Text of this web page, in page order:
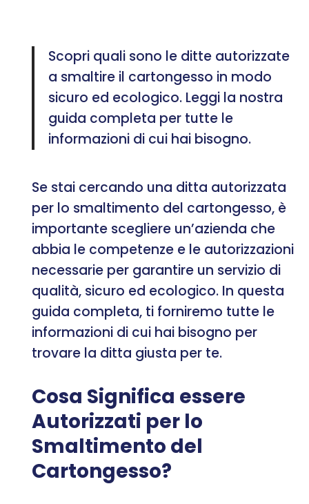
Scopri quali sono le ditte autorizzate
a smaltire il cartongesso in modo
sicuro ed ecologico. Leggi la nostra
guida completa per tutte le
informazioni di cui hai bisogno.
Se stai cercando una ditta autorizzata
per lo smaltimento del cartongesso, è
importante scegliere un’azienda che
abbia le competenze e le autorizzazioni
necessarie per garantire un servizio di
qualità, sicuro ed ecologico. In questa
guida completa, ti forniremo tutte le
informazioni di cui hai bisogno per
trovare la ditta giusta per te.
Cosa Significa essere
Autorizzati per lo
Smaltimento del
Cartongesso?